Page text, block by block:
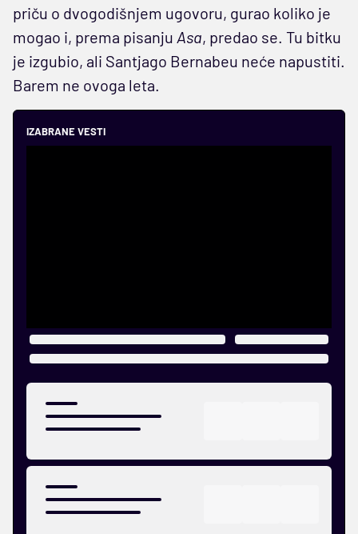
priču o dvogodišnjem ugovoru, gurao koliko je
mogao i, prema pisanju Asa, predao se. Tu bitku
je izgubio, ali Santjago Bernabeu neće napustiti.
Barem ne ovoga leta.
IZABRANE VESTI